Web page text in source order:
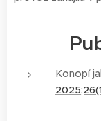
Konopí